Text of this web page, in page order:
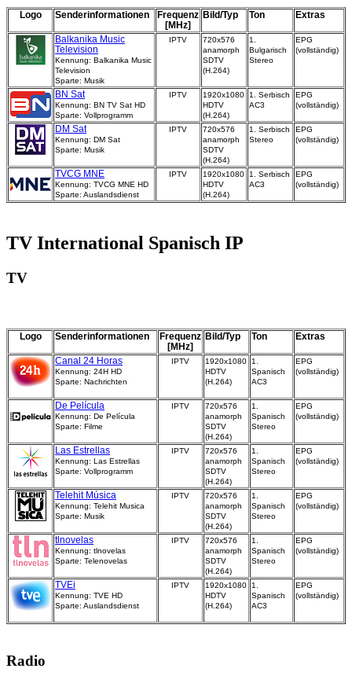
Logo Senderinformationen
Frequenz
[MHz]
Bild/Typ Ton Extras
Balkanika Music
Television
Kennung: Balkanika Music
Television
Sparte: Musik
IPTV
720x576
anamorph
SDTV
(H.264)
1.
Bulgarisch
Stereo
EPG
(vollständig)
BN Sat
Kennung: BN TV Sat HD
Sparte: Vollprogramm
IPTV
1920x1080
HDTV
(H.264)
1. Serbisch
AC3
EPG
(vollständig)
DM Sat
Kennung: DM Sat
Sparte: Musik
IPTV
720x576
anamorph
SDTV
(H.264)
1. Serbisch
Stereo
EPG
(vollständig)
TVCG MNE
Kennung: TVCG MNE HD
Sparte: Auslandsdienst
IPTV
1920x1080
HDTV
(H.264)
1. Serbisch
AC3
EPG
(vollständig)
TV International Spanisch IP
TV
Logo Senderinformationen
Frequenz
[MHz]
Bild/Typ Ton Extras
Canal 24 Horas
Kennung: 24H HD
Sparte: Nachrichten
IPTV
1920x1080
HDTV
(H.264)
1.
Spanisch
AC3
EPG
(vollständig)
De Película
Kennung: De Película
Sparte: Filme
IPTV
720x576
anamorph
SDTV
(H.264)
1.
Spanisch
Stereo
EPG
(vollständig)
Las Estrellas
Kennung: Las Estrellas
Sparte: Vollprogramm
IPTV
720x576
anamorph
SDTV
(H.264)
1.
Spanisch
Stereo
EPG
(vollständig)
Telehit Música
Kennung: Telehit Musica
Sparte: Musik
IPTV
720x576
anamorph
SDTV
(H.264)
1.
Spanisch
Stereo
EPG
(vollständig)
tlnovelas
Kennung: tlnovelas
Sparte: Telenovelas
IPTV
720x576
anamorph
SDTV
(H.264)
1.
Spanisch
Stereo
EPG
(vollständig)
TVEi
Kennung: TVE HD
Sparte: Auslandsdienst
IPTV
1920x1080
HDTV
(H.264)
1.
Spanisch
AC3
EPG
(vollständig)
Radio